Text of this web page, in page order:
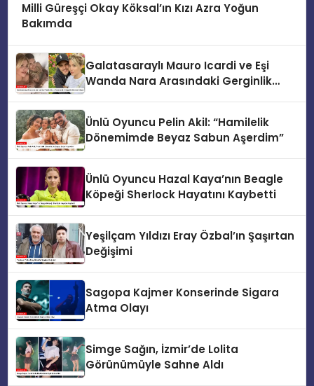
Milli Güreşçi Okay Köksal’ın Kızı Azra Yoğun
Bakımda
Galatasaraylı Mauro Icardi ve Eşi
Wanda Nara Arasındaki Gerginlik
Ünlü Oyuncu Pelin Akil: “Hamilelik
Dönemimde Beyaz Sabun Aşerdim”
Ünlü Oyuncu Hazal Kaya’nın Beagle
Köpeği Sherlock Hayatını Kaybetti
Yeşilçam Yıldızı Eray Özbal’ın Şaşırtan
Değişimi
Sagopa Kajmer Konserinde Sigara
Atma Olayı
Simge Sağın, İzmir’de Lolita
Görünümüyle Sahne Aldı